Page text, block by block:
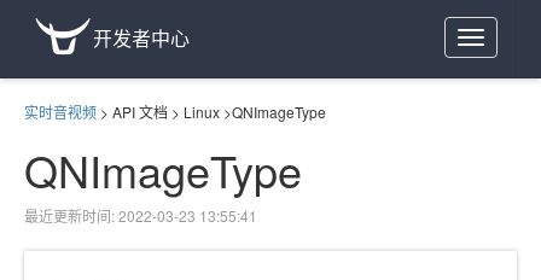
Toggle
navigation
开发者中心
实时音视频 > API 文档 > Linux >QNImageType
QNImageType
最近更新时间: 2022-03-23 13:55:41